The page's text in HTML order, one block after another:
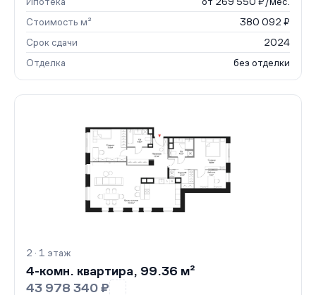
Стоимость м²
380 092 ₽
Срок сдачи
2024
Отделка
без отделки
2 · 1 этаж
4-комн. квартира, 99.36 м²
43 978 340 ₽